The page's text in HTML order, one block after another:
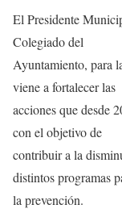
El Presidente
Colegiado del
Ayuntamiento, para
viene a fortalecer las
acciones que desde
con el objetivo de
contribuir a la
distintos programas
la prevención.